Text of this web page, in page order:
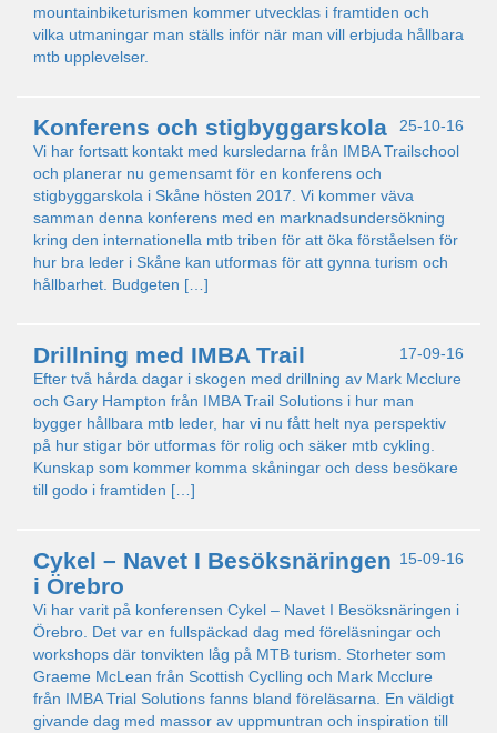
mountainbiketurismen kommer utvecklas i framtiden och
vilka utmaningar man ställs inför när man vill erbjuda hållbara
mtb upplevelser.
25-10-16
Konferens och stigbyggarskola
Vi har fortsatt kontakt med kursledarna från IMBA Trailschool
och planerar nu gemensamt för en konferens och
stigbyggarskola i Skåne hösten 2017. Vi kommer väva
samman denna konferens med en marknadsundersökning
kring den internationella mtb triben för att öka förståelsen för
hur bra leder i Skåne kan utformas för att gynna turism och
hållbarhet. Budgeten […]
17-09-16
Drillning med IMBA Trail
Efter två hårda dagar i skogen med drillning av Mark Mcclure
och Gary Hampton från IMBA Trail Solutions i hur man
bygger hållbara mtb leder, har vi nu fått helt nya perspektiv
på hur stigar bör utformas för rolig och säker mtb cykling.
Kunskap som kommer komma skåningar och dess besökare
till godo i framtiden […]
15-09-16
Cykel – Navet I Besöksnäringen
i Örebro
Vi har varit på konferensen Cykel – Navet I Besöksnäringen i
Örebro. Det var en fullspäckad dag med föreläsningar och
workshops där tonvikten låg på MTB turism. Storheter som
Graeme McLean från Scottish Cyclling och Mark Mcclure
från IMBA Trial Solutions fanns bland föreläsarna. En väldigt
givande dag med massor av uppmuntran och inspiration till